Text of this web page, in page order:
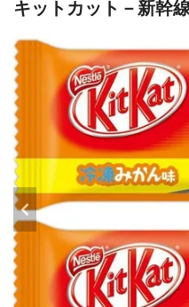
キットカット－新幹